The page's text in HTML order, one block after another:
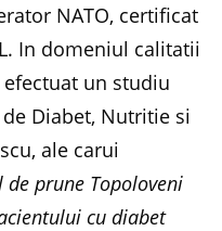
NATO, certificat
In domeniul calitatii
un studiu
Diabet, Nutritie si
ale carui
prune Topoloveni
cu diabet